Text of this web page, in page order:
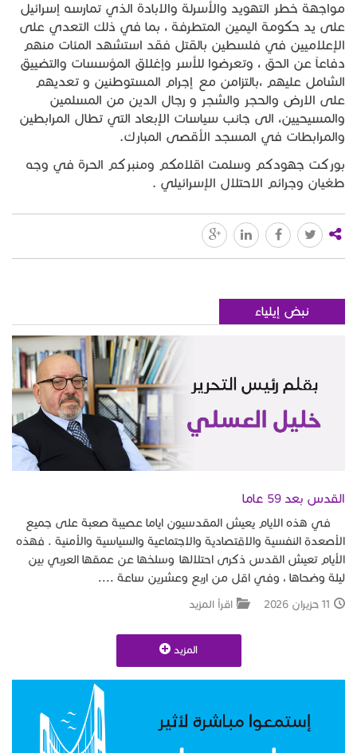
مواجهة خطر التهويد والأسرلة والابادة الذي تمارسه إسرائيل
على يد حكومة اليمين المتطرفة ، بما في ذلك التعدي على
الإعلاميين في فلسطين بالقتل فقد استشهد المئات منهم
دفاعاً عن الحق ، وتعرضوا للأسر وإغلاق المؤسسات والتضييق
الشامل عليهم ،بالتزامن مع إجرام المستوطنين و تعديهم
على الارض والحجر والشجر و رجال الدين من المسلمين
والمسيحيين، الى جانب سياسات الإبعاد التي تطال المرابطين
والمرابطات في المسجد الأقصى المبارك.
بوركت جهودكم وسلمت اقلامكم ومنبركم الحرة في وجه
طغيان وجرائم الاحتلال الإسرائيلي .
نبض إيلياء
القدس بعد 59 عاما
في هذه الايام يعيش المقدسيون اياما عصيبة صعبة على جميع
الأصعدة النفسية والاقتصادية والاجتماعية والسياسية والأمنية . فهذه
الأيام تعيش القدس ذكرى احتلالها وسلخها عن عمقها العربي بين
ليلة وضحاها ، وفي اقل من اربع وعشرين ساعة ....
11 حزيران 2026 اقرأ المزيد
المزيد